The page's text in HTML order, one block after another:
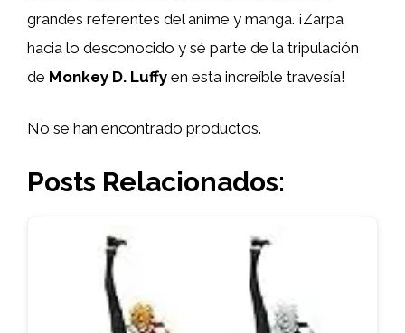
grandes referentes del anime y manga. ¡Zarpa
hacia lo desconocido y sé parte de la tripulación
de Monkey D. Luffy en esta increíble travesía!
No se han encontrado productos.
Posts Relacionados: